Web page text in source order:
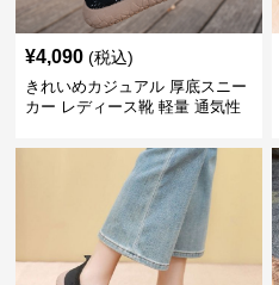
¥4,090 (税込)
きれいめカジュアル 厚底スニー
カー レディース靴 軽量 通気性
スポーティー